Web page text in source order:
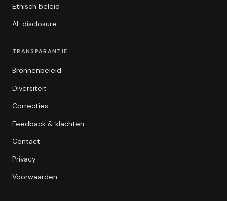
Ethisch beleid
AI-disclosure
TRANSPARANTIE
Bronnenbeleid
Diversiteit
Correcties
Feedback & klachten
Contact
Privacy
Voorwaarden